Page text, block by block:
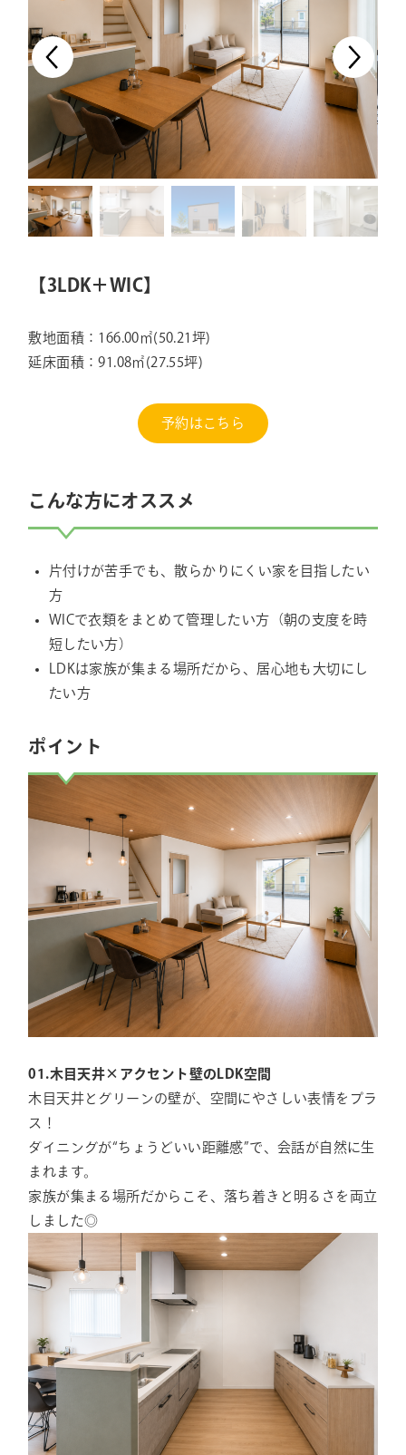
【3LDK＋WIC】
敷地面積：166.00㎡(50.21坪)
延床面積：91.08㎡(27.55坪)
予約はこちら
こんな方にオススメ
片付けが苦手でも、散らかりにくい家を目指したい
方
WICで衣類をまとめて管理したい方（朝の支度を時
短したい方）
LDKは家族が集まる場所だから、居心地も大切にし
たい方
ポイント
01.木目天井×アクセント壁のLDK空間
木目天井とグリーンの壁が、空間にやさしい表情をプラ
ス！
ダイニングが“ちょうどいい距離感”で、会話が自然に生
まれます。
家族が集まる場所だからこそ、落ち着きと明るさを両立
しました◎